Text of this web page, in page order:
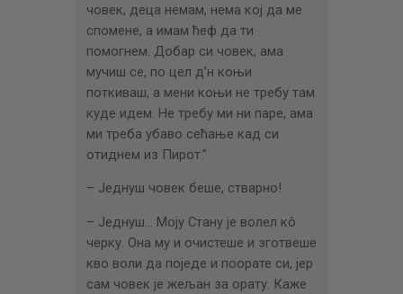
човек, деца немам, нема кој да ме
спомене, а имам ћеф да ти
помогнем. Добар си човек, ама
мучиш се, по цел д’н коњи
поткиваш, а мени коњи не требу там
куде идем. Не требу ми ни паре, ама
ми треба убаво сећање кад си
отиднем из Пирот.”
– Једнуш човек беше, стварно!
– Једнуш… Моју Стану је волел кô
черку. Она му и очистеше и зготвеше
кво воли да поједе и поорате си, јер
сам човек је жељан за орату. Каже